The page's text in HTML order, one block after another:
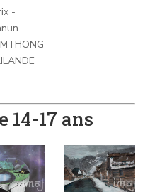
-
14-17 ans